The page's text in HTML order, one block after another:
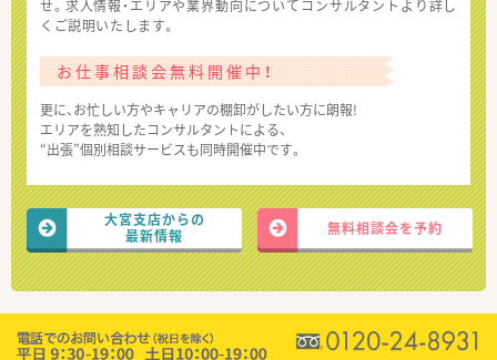
せ。求人情報・エリアや業界動向についてコンサルタントより詳し
くご説明いたします。
お仕事相談会無料開催中！
更に、お忙しい方やキャリアの棚卸がしたい方に朗報!
エリアを熟知したコンサルタントによる、
“出張”個別相談サービスも同時開催中です。
大宮支店からの
最新情報
無料相談会を予約